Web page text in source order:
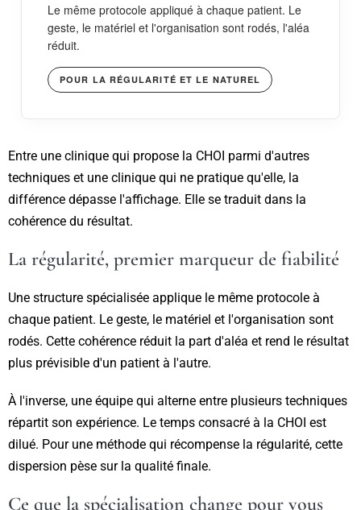
Le même protocole appliqué à chaque patient. Le
geste, le matériel et l'organisation sont rodés, l'aléa
réduit.
POUR LA RÉGULARITÉ ET LE NATUREL
Entre une clinique qui propose la CHOI parmi d'autres
techniques et une clinique qui ne pratique qu'elle, la
différence dépasse l'affichage. Elle se traduit dans la
cohérence du résultat.
La régularité, premier marqueur de fiabilité
Une structure spécialisée applique le même protocole à
chaque patient. Le geste, le matériel et l'organisation sont
rodés. Cette cohérence réduit la part d'aléa et rend le résultat
plus prévisible d'un patient à l'autre.
À l'inverse, une équipe qui alterne entre plusieurs techniques
répartit son expérience. Le temps consacré à la CHOI est
dilué. Pour une méthode qui récompense la régularité, cette
dispersion pèse sur la qualité finale.
Ce que la spécialisation change pour vous